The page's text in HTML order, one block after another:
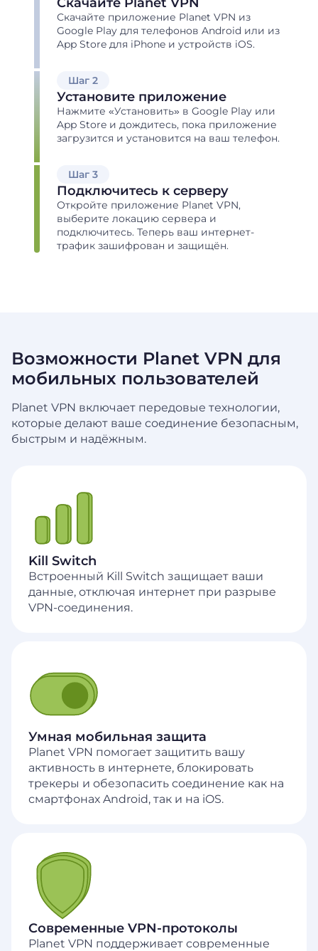
Скачайте приложение Planet VPN из
Google Play для телефонов Android или из
App Store для iPhone и устройств iOS.
Шаг 2
Установите приложение
Нажмите «Установить» в Google Play или
App Store и дождитесь, пока приложение
загрузится и установится на ваш телефон.
Шаг 3
Подключитесь к серверу
Откройте приложение Planet VPN,
выберите локацию сервера и
подключитесь. Теперь ваш интернет-
трафик зашифрован и защищён.
Возможности Planet VPN для
мобильных пользователей
Planet VPN включает передовые технологии,
которые делают ваше соединение безопасным,
быстрым и надёжным.
Kill Switch
Встроенный Kill Switch защищает ваши
данные, отключая интернет при разрыве
VPN-соединения.
Умная мобильная защита
Planet VPN помогает защитить вашу
активность в интернете, блокировать
трекеры и обезопасить соединение как на
смартфонах Android, так и на iOS.
Современные VPN-протоколы
Planet VPN поддерживает современные